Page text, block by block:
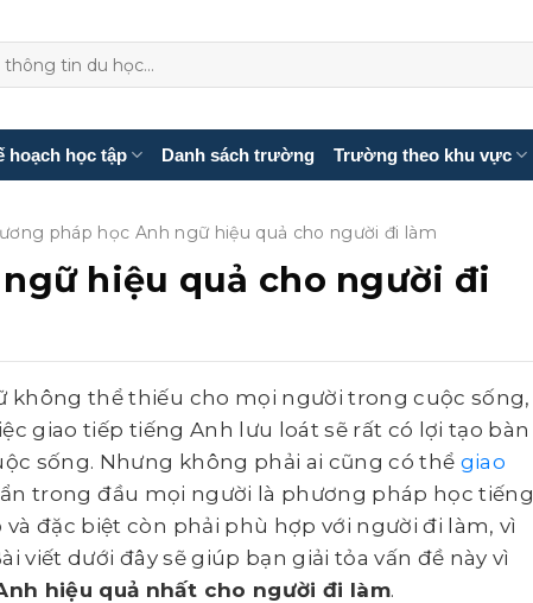
hoạch học tập Danh sách trường Trường theo khu vực
pháp học Anh ngữ hiệu quả cho người đi làm
hiệu quả cho người đi
thể thiếu cho mọi người trong cuộc sống,
giao tiếp tiếng Anh lưu loát sẽ rất có lợi tạo bàn
sống. Nhưng không phải ai cũng có thể giao
trong đầu mọi người là phương pháp học tiếng
đặc biệt còn phải phù hợp với người đi làm, vì
viết dưới đây sẽ giúp bạn giải tỏa vấn đề này vì
hiệu quả nhất cho người đi làm.